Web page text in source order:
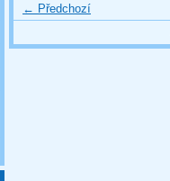
← Předchozí